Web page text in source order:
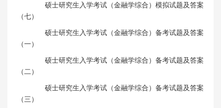
硕士研究生入学考试（金融学综合）模拟试题及答案
（七）
硕士研究生入学考试（金融学综合）备考试题及答案
（一）
硕士研究生入学考试（金融学综合）备考试题及答案
（二）
硕士研究生入学考试（金融学综合）备考试题及答案
（三）